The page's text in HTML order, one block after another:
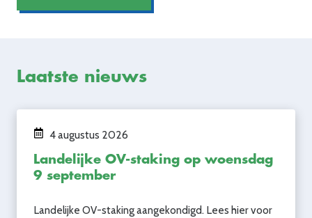
Laatste nieuws
4 augustus 2026
Landelijke OV-staking op woensdag
9 september
Landelijke OV-staking aangekondigd. Lees hier voor